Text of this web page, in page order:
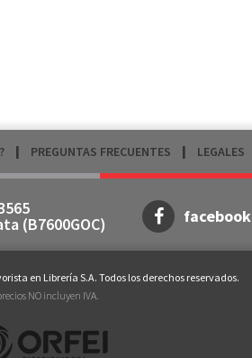
PREGUNTAS FRECUENTES LEGALES
(B7600GOC) facebook
en Librería S.A. Todos los derechos reservados.
NO incluyen IVA.